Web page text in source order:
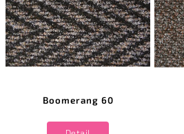
Boomerang 60